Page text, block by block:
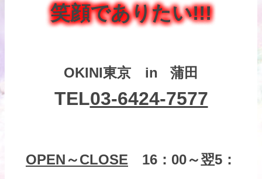
笑顔でありたい!!!
OKINI東京 in 蒲田
TEL03-6424-7577
OPEN～CLOSE 16：00～翌5：